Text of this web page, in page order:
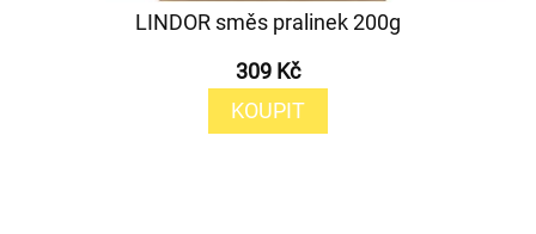
LINDOR směs pralinek 200g
309 Kč
KOUPIT